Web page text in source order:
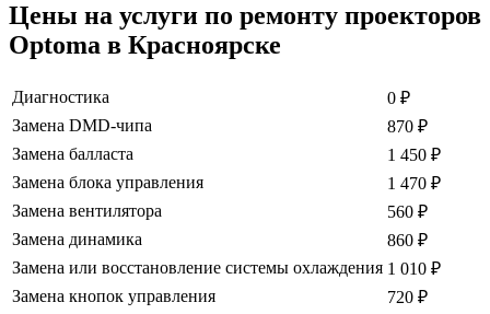
Цены на услуги по ремонту проекторов
Optoma в Красноярске
Диагностика 0 ₽
Замена DMD-чипа
870 ₽
Замена балласта
1 450 ₽
Замена блока управления
1 470 ₽
Замена вентилятора
560 ₽
Замена динамика
860 ₽
Замена или восстановление системы охлаждения 1 010 ₽
Замена кнопок управления
720 ₽